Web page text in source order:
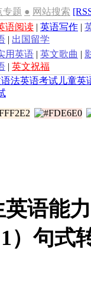
专题 ● 网站搜索
语阅读 | 英语写作 |
| 出国留学
用英语 | 英文歌曲 |
| 英文祝福
语法英语考试 儿童英
语能
）句式